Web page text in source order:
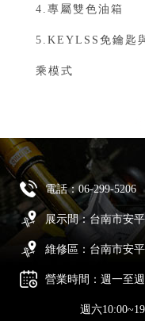
4.專屬雙色油箱
5.KEYLSS免鑰匙
乘模式
電話：06-299-5206
展示間：台南市安
維修區：台南市安
營業時間：週一至
週六10:00~19:00